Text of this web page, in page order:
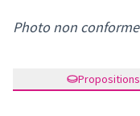
Photo non conforme
Propositions